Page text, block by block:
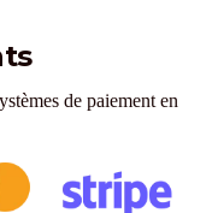
de paiement en